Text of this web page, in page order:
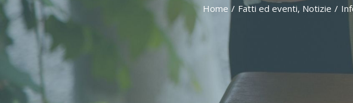
Home / Fatti ed eventi, Notizie /